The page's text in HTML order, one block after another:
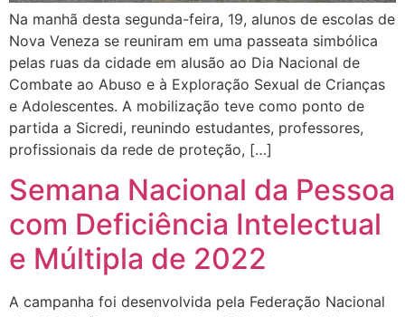
Na manhã desta segunda-feira, 19, alunos de escolas de
Nova Veneza se reuniram em uma passeata simbólica
pelas ruas da cidade em alusão ao Dia Nacional de
Combate ao Abuso e à Exploração Sexual de Crianças
e Adolescentes. A mobilização teve como ponto de
partida a Sicredi, reunindo estudantes, professores,
profissionais da rede de proteção, […]
Semana Nacional da Pessoa
com Deficiência Intelectual
e Múltipla de 2022
A campanha foi desenvolvida pela Federação Nacional